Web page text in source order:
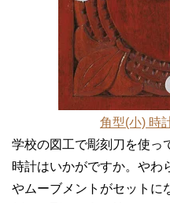
角型(小) 時
学校の図工で彫刻刀を使っ
時計はいかがですか。やわ
やムーブメントがセットに